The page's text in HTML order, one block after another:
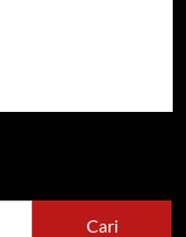
Cari